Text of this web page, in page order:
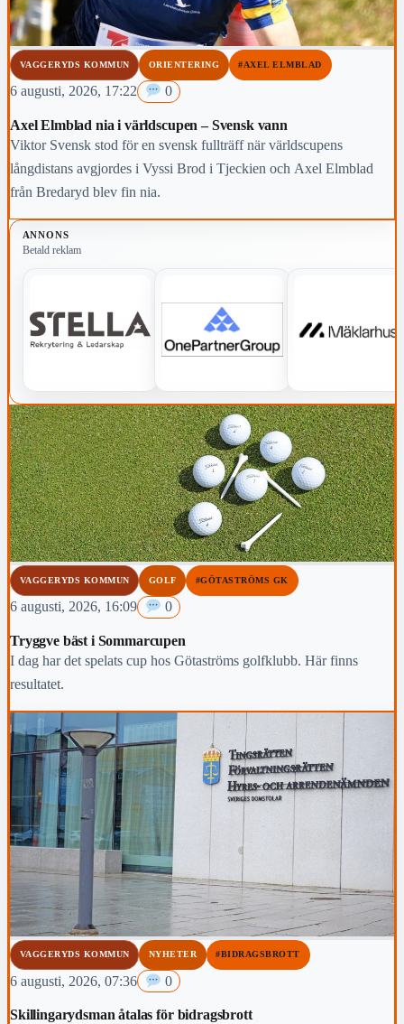
VAGGERYDS KOMMUN ORIENTERING #AXEL ELMBLAD
6 augusti, 2026, 17:22 0
Axel Elmblad nia i världscupen – Svensk vann
Viktor Svensk stod för en svensk fullträff när världscupens
långdistans avgjordes i Vyssi Brod i Tjeckien och Axel Elmblad
från Bredaryd blev fin nia.
ANNONS
Betald reklam
VAGGERYDS KOMMUN GOLF #GÖTASTRÖMS GK
6 augusti, 2026, 16:09 0
Tryggve bäst i Sommarcupen
I dag har det spelats cup hos Götaströms golfklubb. Här finns
resultatet.
VAGGERYDS KOMMUN NYHETER #BIDRAGSBROTT
6 augusti, 2026, 07:36 0
Skillingarydsman åtalas för bidragsbrott